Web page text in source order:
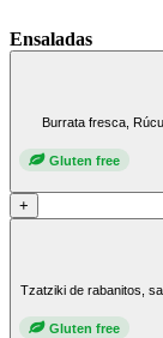
Ensaladas
Burrata fresca,
Gluten free
+
Tzatziki de rabanitos,
Gluten free